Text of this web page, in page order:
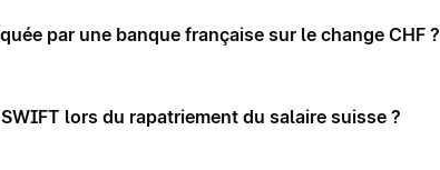
par une banque française sur le change CHF ?
lors du rapatriement du salaire suisse ?